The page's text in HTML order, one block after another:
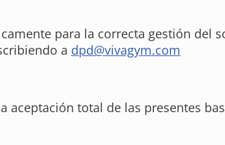
para la correcta gestión del
a dpd@vivagym.com
aceptación total de las presentes